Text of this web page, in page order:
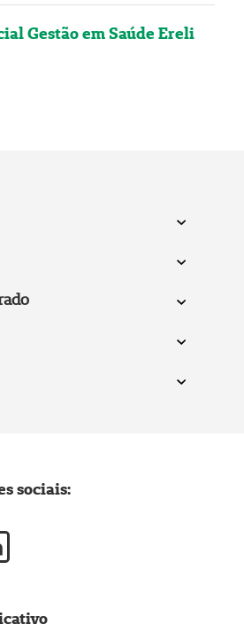
Gestão em Saúde Ereli
sociais: